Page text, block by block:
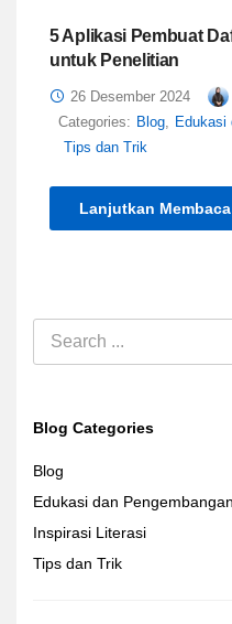
Lost
Blog Categories
Blog
Edukasi dan
Inspirasi Literasi
Tips dan Trik
5 Aplikasi Pembuat
untuk Penelitian
26 Desember 2024
Categories: Blog, Edukasi
Tips dan Trik
Lanjutkan Membaca